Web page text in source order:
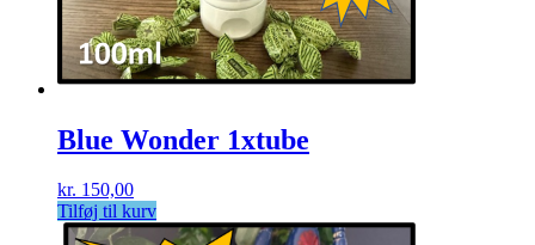
Blue Wonder 1xtube
kr. 150,00
Tilføj til kurv